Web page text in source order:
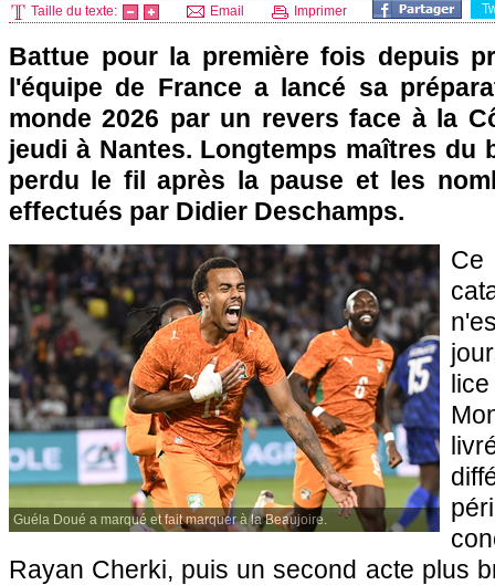
Taille du texte: Email Imprimer
Battue pour la première fois depuis
l'équipe de France a lancé sa
monde 2026 par un revers face à la
jeudi à Nantes. Longtemps maîtres du
perdu le fil après la pause et les
effectués par Didier Deschamps.
Guéla Doué a marqué et fait marquer à la Beaujoire.
Rayan Cherki, puis un second acte plus